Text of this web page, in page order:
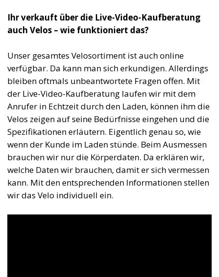
Ihr verkauft über die Live-Video-Kaufberatung
auch Velos – wie funktioniert das?
Unser gesamtes Velosortiment ist auch online
verfügbar. Da kann man sich erkundigen. Allerdings
bleiben oftmals unbeantwortete Fragen offen. Mit
der Live-Video-Kaufberatung laufen wir mit dem
Anrufer in Echtzeit durch den Laden, können ihm die
Velos zeigen auf seine Bedürfnisse eingehen und die
Spezifikationen erläutern. Eigentlich genau so, wie
wenn der Kunde im Laden stünde. Beim Ausmessen
brauchen wir nur die Körperdaten. Da erklären wir,
welche Daten wir brauchen, damit er sich vermessen
kann. Mit den entsprechenden Informationen stellen
wir das Velo individuell ein.